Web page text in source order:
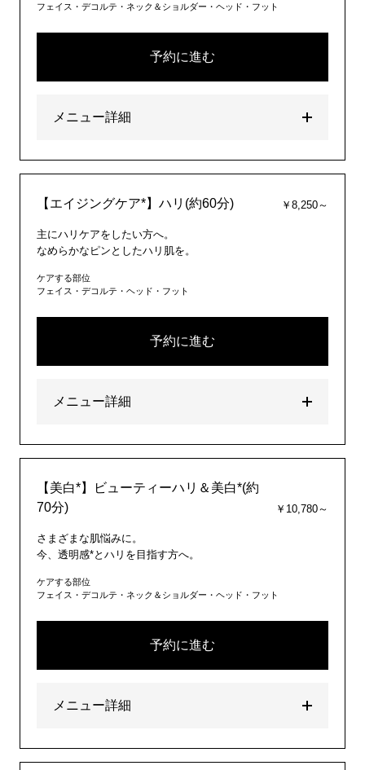
フェイス・デコルテ・ネック＆ショルダー・ヘッド・フット
予約に進む
メニュー詳細
【エイジングケア*】ハリ(約60分) ￥8,250～
主にハリケアをしたい方へ。
なめらかなピンとしたハリ肌を。
ケアする部位
フェイス・デコルテ・ヘッド・フット
予約に進む
メニュー詳細
【美白*】ビューティーハリ＆美白*(約
70分)
￥10,780～
さまざまな肌悩みに。
今、透明感*とハリを目指す方へ。
ケアする部位
フェイス・デコルテ・ネック＆ショルダー・ヘッド・フット
予約に進む
メニュー詳細